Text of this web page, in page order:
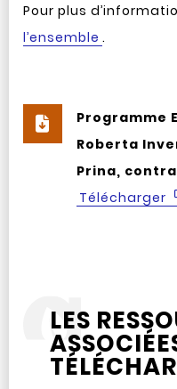
Pour plus
l’ensemble .
Programme
Roberta
Prina,
Télécharger
LES